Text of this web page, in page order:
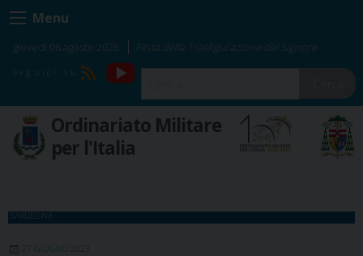
Skip
to
content
Menu
giovedì 06 agosto 2026 Festa della Trasfigurazione del Signore
RSS
YouTube
Ordinariato Militare
per l'Italia
SARDEGNA
27 GIUGNO 2023